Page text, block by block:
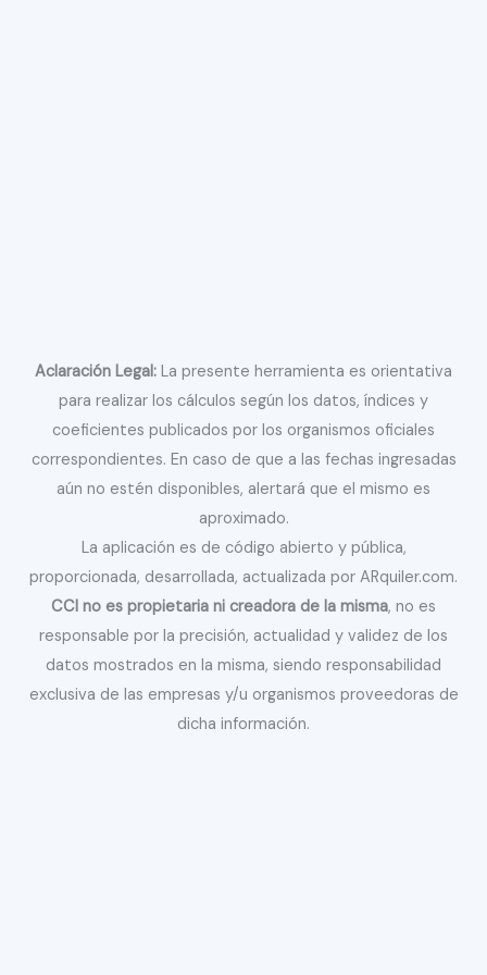
Aclaración Legal: La presente herramienta es orientativa
para realizar los cálculos según los datos, índices y
coeficientes publicados por los organismos oficiales
correspondientes. En caso de que a las fechas ingresadas
aún no estén disponibles, alertará que el mismo es
aproximado.
La aplicación es de código abierto y pública,
proporcionada, desarrollada, actualizada por ARquiler.com.
CCI no es propietaria ni creadora de la misma, no es
responsable por la precisión, actualidad y validez de los
datos mostrados en la misma, siendo responsabilidad
exclusiva de las empresas y/u organismos proveedoras de
dicha información.